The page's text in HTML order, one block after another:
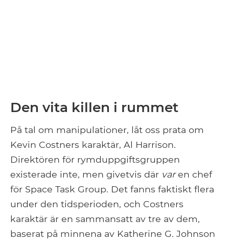
Den vita killen i rummet
På tal om manipulationer, låt oss prata om
Kevin Costners karaktär, Al Harrison.
Direktören för rymduppgiftsgruppen
existerade inte, men givetvis där varen chef
för Space Task Group. Det fanns faktiskt flera
under den tidsperioden, och Costners
karaktär är en sammansatt av tre av dem,
baserat på minnena av Katherine G. Johnson